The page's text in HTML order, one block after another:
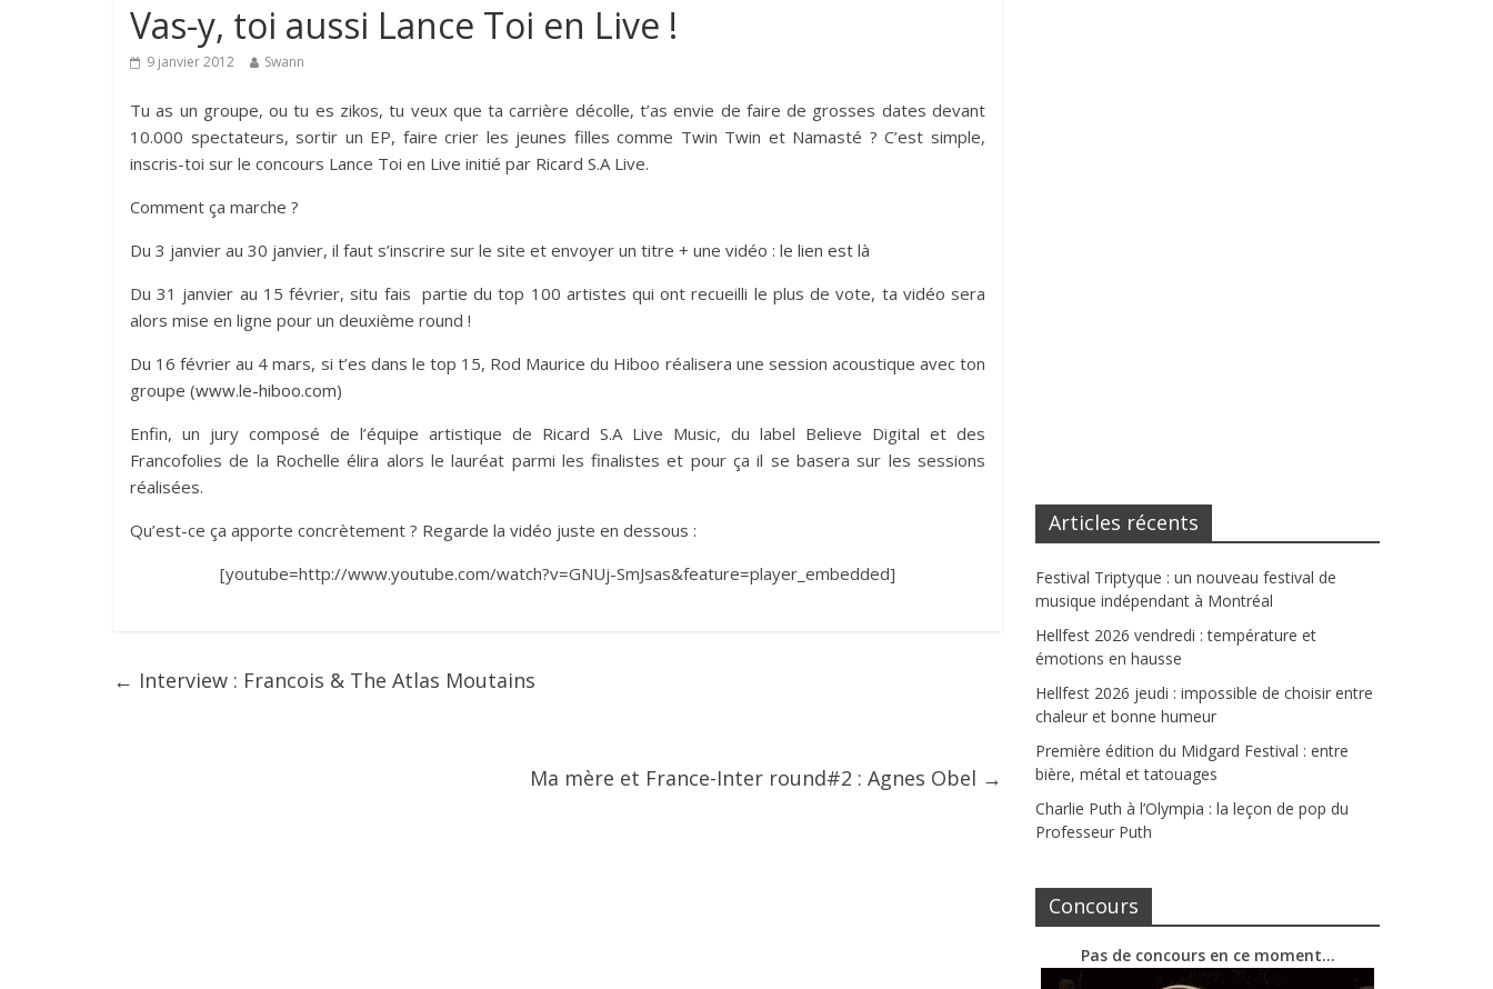
Vas-y, toi aussi Lance Toi en Live !
9 janvier 2012 Swann
Tu as un groupe, ou tu es zikos, tu veux que ta carrière décolle, t’as envie de faire de grosses dates devant
10.000 spectateurs, sortir un EP, faire crier les jeunes filles comme Twin Twin et Namasté ? C’est simple,
inscris-toi sur le concours Lance Toi en Live initié par Ricard S.A Live.
Comment ça marche ?
Du 3 janvier au 30 janvier, il faut s’inscrire sur le site et envoyer un titre + une vidéo : le lien est là
Du 31 janvier au 15 février, situ fais partie du top 100 artistes qui ont recueilli le plus de vote, ta vidéo sera
alors mise en ligne pour un deuxième round !
Du 16 février au 4 mars, si t’es dans le top 15, Rod Maurice du Hiboo réalisera une session acoustique avec ton
groupe (www.le-hiboo.com)
Enfin, un jury composé de l’équipe artistique de Ricard S.A Live Music, du label Believe Digital et des
Francofolies de la Rochelle élira alors le lauréat parmi les finalistes et pour ça il se basera sur les sessions
réalisées.
Qu’est-ce ça apporte concrètement ? Regarde la vidéo juste en dessous :
[youtube=http://www.youtube.com/watch?v=GNUj-SmJsas&feature=player_embedded]
← Interview : Francois & The Atlas Moutains
Ma mère et France-Inter round#2 : Agnes Obel →
Articles récents
Festival Triptyque : un nouveau festival de
musique indépendant à Montréal
Hellfest 2026 vendredi : température et
émotions en hausse
Hellfest 2026 jeudi : impossible de choisir entre
chaleur et bonne humeur
Première édition du Midgard Festival : entre
bière, métal et tatouages
Charlie Puth à l’Olympia : la leçon de pop du
Professeur Puth
Concours
Pas de concours en ce moment…